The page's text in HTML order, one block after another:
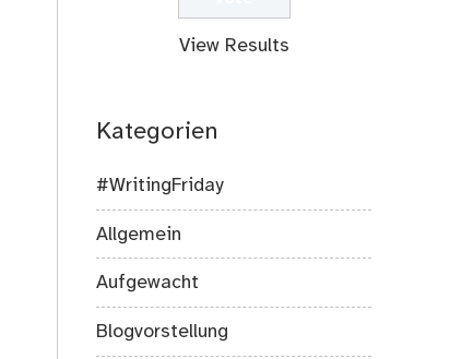
View Results
Kategorien
#WritingFriday
Allgemein
Aufgewacht
Blogvorstellung